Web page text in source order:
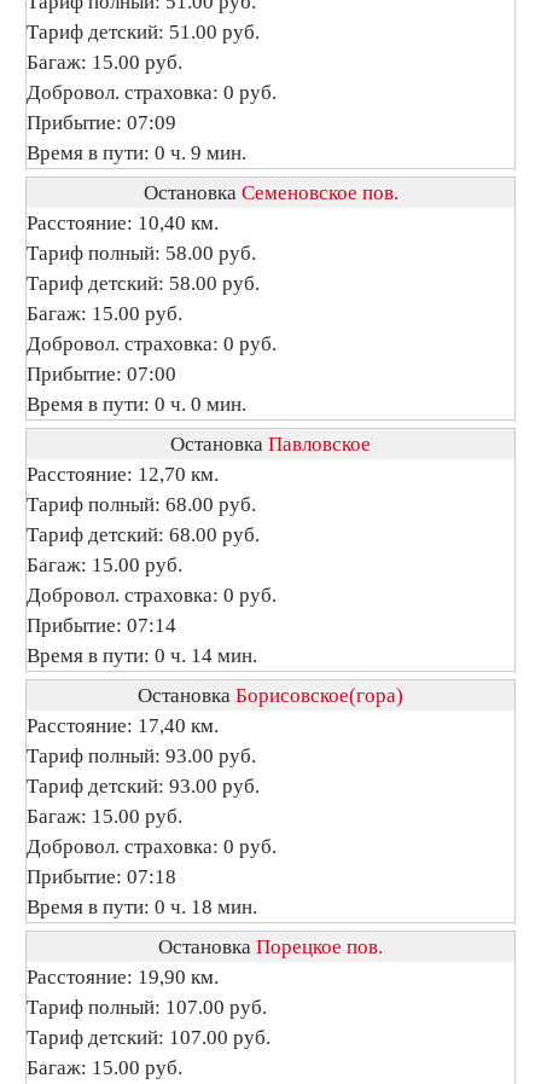
Тариф детский: 51.00 руб.
Багаж: 15.00 руб.
Добровол. страховка: 0 руб.
Прибытие: 07:09
Время в пути: 0 ч. 9 мин.
Остановка Семеновское пов.
Расстояние: 10,40 км.
Тариф полный: 58.00 руб.
Тариф детский: 58.00 руб.
Багаж: 15.00 руб.
Добровол. страховка: 0 руб.
Прибытие: 07:00
Время в пути: 0 ч. 0 мин.
Остановка Павловское
Расстояние: 12,70 км.
Тариф полный: 68.00 руб.
Тариф детский: 68.00 руб.
Багаж: 15.00 руб.
Добровол. страховка: 0 руб.
Прибытие: 07:14
Время в пути: 0 ч. 14 мин.
Остановка Борисовское(гора)
Расстояние: 17,40 км.
Тариф полный: 93.00 руб.
Тариф детский: 93.00 руб.
Багаж: 15.00 руб.
Добровол. страховка: 0 руб.
Прибытие: 07:18
Время в пути: 0 ч. 18 мин.
Остановка Порецкое пов.
Расстояние: 19,90 км.
Тариф полный: 107.00 руб.
Тариф детский: 107.00 руб.
Багаж: 15.00 руб.